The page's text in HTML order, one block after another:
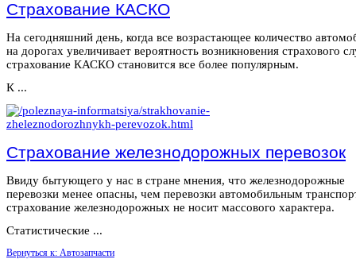
Страхование КАСКО
На сегодняшний день, когда все возрастающее количество
на дорогах увеличивает вероятность возникновения страхового
страхование КАСКО становится все более популярным.
К ...
Страхование железнодорожных перевозок
Ввиду бытующего у нас в стране мнения, что железнодорожные
перевозки менее опасны, чем перевозки автомобильным
страхование железнодорожных не носит массового характера.
Статистические ...
Вернуться к: Автозапчасти